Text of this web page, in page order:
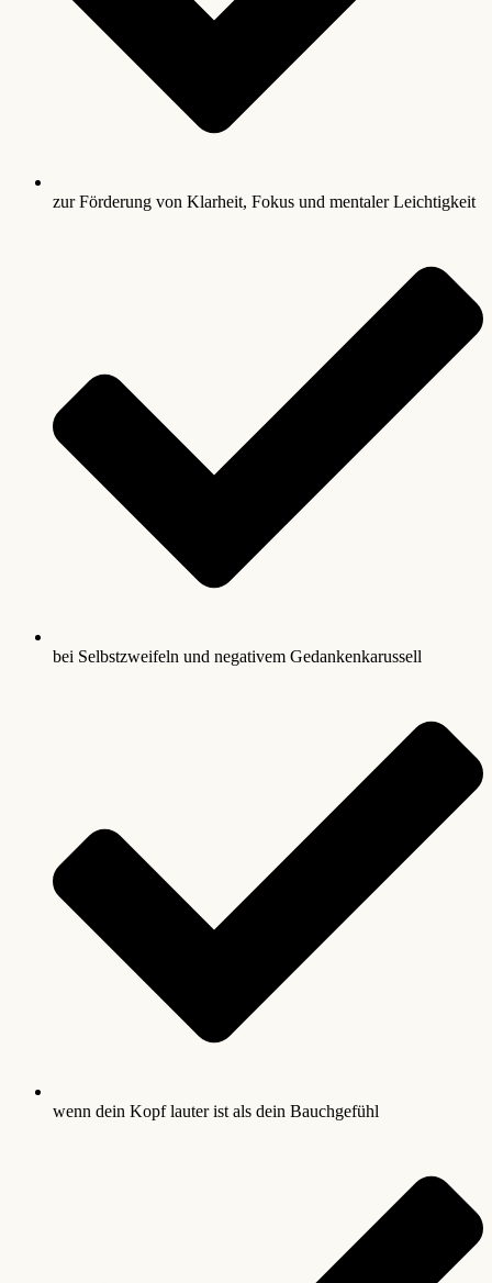
zur Förderung von Klarheit, Fokus und mentaler Leichtigkeit
bei Selbstzweifeln und negativem Gedankenkarussell
wenn dein Kopf lauter ist als dein Bauchgefühl